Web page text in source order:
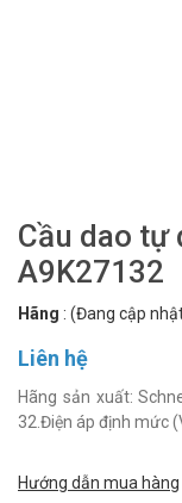
Cầu dao tự
A9K27132
Hãng : (Đang cập
Liên hệ
Hãng sản xuất:
32.Điện áp định mức
Hướng dẫn mua hàng